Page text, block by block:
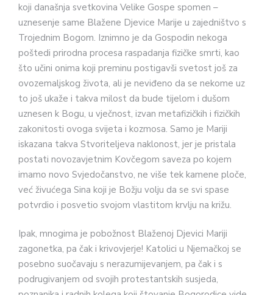
koji današnja svetkovina Velike Gospe spomen –
uznesenje same Blažene Djevice Marije u zajedništvo s
Trojednim Bogom. Iznimno je da Gospodin nekoga
poštedi prirodna procesa raspadanja fizičke smrti, kao
što učini onima koji preminu postigavši svetost još za
ovozemaljskog života, ali je neviđeno da se nekome uz
to još ukaže i takva milost da bude tijelom i dušom
uznesen k Bogu, u vječnost, izvan metafizičkih i fizičkih
zakonitosti ovoga svijeta i kozmosa. Samo je Mariji
iskazana takva Stvoriteljeva naklonost, jer je pristala
postati novozavjetnim Kovčegom saveza po kojem
imamo novo Svjedočanstvo, ne više tek kamene ploče,
već živućega Sina koji je Božju volju da se svi spase
potvrdio i posvetio svojom vlastitom krvlju na križu.
Ipak, mnogima je pobožnost Blaženoj Djevici Mariji
zagonetka, pa čak i krivovjerje! Katolici u Njemačkoj se
posebno suočavaju s nerazumijevanjem, pa čak i s
podrugivanjem od svojih protestantskih susjeda,